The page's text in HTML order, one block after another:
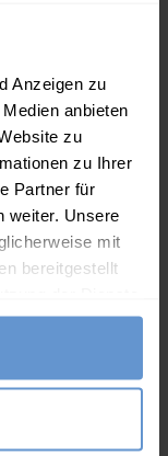
Anzeigen zu
anbieten
zu
zu Ihrer
Partner für
weiter. Unsere
mit
bereitgestellt
eine klassische
enger. Mit
Komfort.